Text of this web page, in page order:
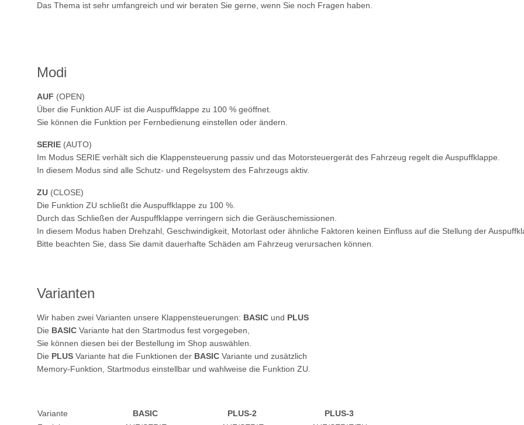
Das Thema ist sehr umfangreich und wir beraten Sie gerne, wenn Sie noch Fragen haben.
Modi
AUF (OPEN)
Über die Funktion AUF ist die Auspuffklappe zu 100 % geöffnet.
Sie können die Funktion per Fernbedienung einstellen oder ändern.
SERIE (AUTO)
Im Modus SERIE verhält sich die Klappensteuerung passiv und das Motorsteuergerät des Fahrzeug regelt die Auspuffklappe.
In diesem Modus sind alle Schutz- und Regelsystem des Fahrzeugs aktiv.
ZU (CLOSE)
Die Funktion ZU schließt die Auspuffklappe zu 100 %.
Durch das Schließen der Auspuffklappe verringern sich die Geräuschemissionen.
In diesem Modus haben Drehzahl, Geschwindigkeit, Motorlast oder ähnliche Faktoren keinen Einfluss auf die Stellung der
Bitte beachten Sie, dass Sie damit dauerhafte Schäden am Fahrzeug verursachen können.
Varianten
Wir haben zwei Varianten unsere Klappensteuerungen: BASIC und PLUS
Die BASIC Variante hat den Startmodus fest vorgegeben,
Sie können diesen bei der Bestellung im Shop auswählen.
Die PLUS Variante hat die Funktionen der BASIC Variante und zusätzlich
Memory-Funktion, Startmodus einstellbar und wahlweise die Funktion ZU.
Variante BASIC PLUS-2
PLUS-3